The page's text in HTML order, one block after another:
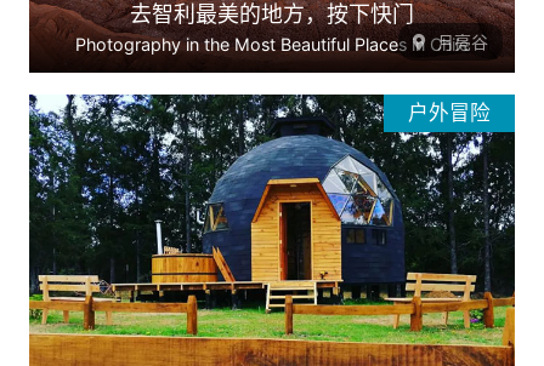
去智利最美的地方，按下快门
Photography in the Most Beautiful Places in Chile
月亮谷
户外冒险